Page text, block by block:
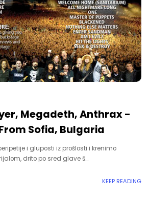
Megadeth, Anthrax -
Sofia, Bulgaria
i gluposti iz prošlosti i krenimo
drito po sred glave š…
KEEP READING